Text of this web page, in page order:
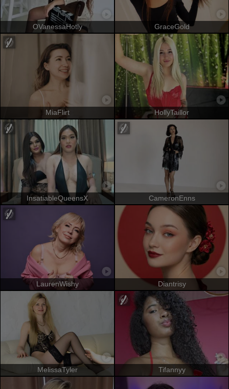
OVanessaHotly GraceGold
MiaFlirt HollyTaillor
InsatiableQueensX CameronEnns
LaurenWishy Diantrisy
MelissaTyler Tifannyy